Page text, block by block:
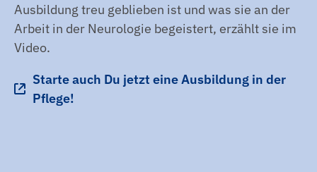
Ausbildung treu geblieben ist und was sie an der
Arbeit in der Neurologie begeistert, erzählt sie im
Video.
Starte auch Du jetzt eine Ausbildung in der
Pflege!